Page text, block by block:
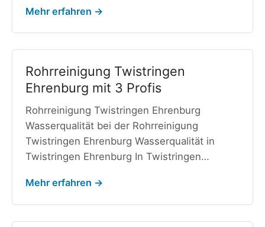
Mehr erfahren →
Rohrreinigung Twistringen
Ehrenburg mit 3 Profis
Rohrreinigung Twistringen Ehrenburg
Wasserqualität bei der Rohrreinigung
Twistringen Ehrenburg Wasserqualität in
Twistringen Ehrenburg In Twistringen…
Mehr erfahren →